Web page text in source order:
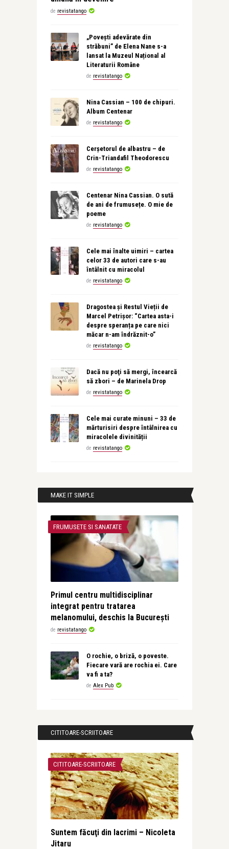
de revistatango
„Povești adevărate din
străbuni” de Elena Nane s-a
lansat la Muzeul Național al
Literaturii Române
de revistatango
Nina Cassian – 100 de chipuri.
Album Centenar
de revistatango
Cerșetorul de albastru – de
Crin-Triandafil Theodorescu
de revistatango
Centenar Nina Cassian. O sută
de ani de frumusețe. O mie de
poeme
de revistatango
Cele mai înalte uimiri – cartea
celor 33 de autori care s-au
întâlnit cu miracolul
de revistatango
Dragostea și Restul Vieții de
Marcel Petrișor: “Cartea asta-i
despre speranța pe care nici
măcar n-am îndrăznit-o”
de revistatango
Dacă nu poţi să mergi, încearcă
să zbori – de Marinela Drop
de revistatango
Cele mai curate minuni – 33 de
mărturisiri despre întâlnirea cu
miracolele divinității
de revistatango
MAKE IT SIMPLE
FRUMUSETE SI SANATATE
Primul centru multidisciplinar
integrat pentru tratarea
melanomului, deschis la București
de revistatango
O rochie, o briză, o poveste.
Fiecare vară are rochia ei. Care
va fi a ta?
de Alex Pub
CITITOARE-SCRIITOARE
CITITOARE-SCRIITOARE
Suntem făcuţi din lacrimi – Nicoleta
Jitaru